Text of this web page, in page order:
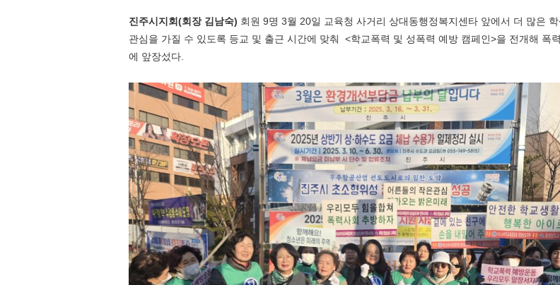
진주시지회(회장 김남숙) 회원 9명 3월 20일 교육청 사거리 상대동행정복지센타 앞에서 더 많은
관심을 가질 수 있도록 등교 및 출근 시간에 맞춰 <학교폭력 및 성폭력 예방 캠페인>을 전개해 폭
에 앞장섰다.